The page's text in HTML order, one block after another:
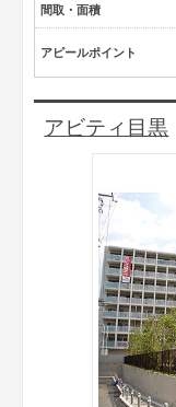
間取・面積
アピールポイント
アビティ目黒